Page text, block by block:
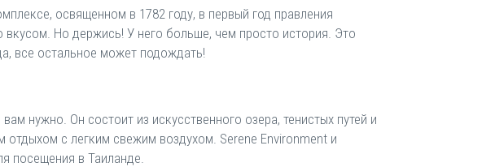
освященном в 1782 году, в первый год правления
Но держись! У него больше, чем просто история. Это
все остальное может подождать!
нужно. Он состоит из искусственного озера, тенистых путей и
отдыхом с легким свежим воздухом. Serene Environment и
посещения в Таиланде.